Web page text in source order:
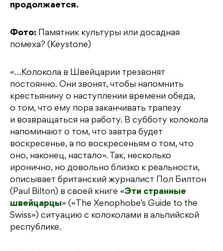
продолжается.
Фото: Памятник культуры или досадная
помеха? (Keystone)
«…Колокола в Швейцарии трезвонят
постоянно. Они звонят, чтобы напомнить
крестьянину о наступлении времени обеда,
о том, что ему пора заканчивать трапезу
и возвращаться на работу. В субботу колокола
напоминают о том, что завтра будет
воскресенье, а по воскресеньям о том, что
оно, наконец, настало». Так, несколько
иронично, но довольно близко к реальности,
описывает британский журналист Пол Билтон
(Paul Bilton) в своей книге «Эти странные
швейцарцы» («The Xenophobe’s Guide to the
Swiss») ситуацию с колоколами в альпийской
республике.